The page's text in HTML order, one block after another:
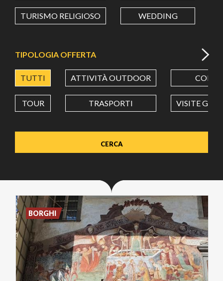
Value in decimal degrees. Use dot (.) as decimal separator.
TURISMO RELIGIOSO WEDDING
TIPOLOGIA OFFERTA
TUTTI ATTIVITÀ OUTDOOR CORSI
TOUR TRASPORTI VISITE
BORGHI